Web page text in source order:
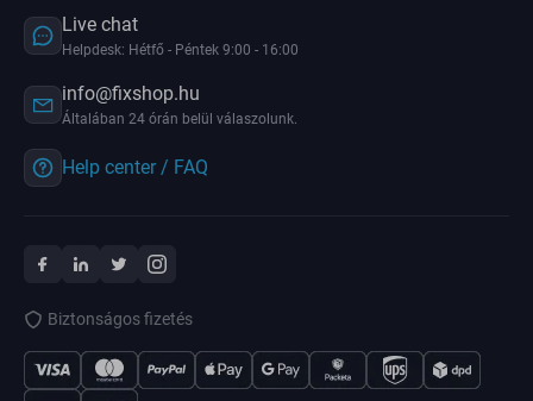
Live chat
Helpdesk: Hétfő - Péntek 9:00 - 16:00
info@fixshop.hu
Általában 24 órán belül válaszolunk.
Help center / FAQ
Biztonságos fizetés